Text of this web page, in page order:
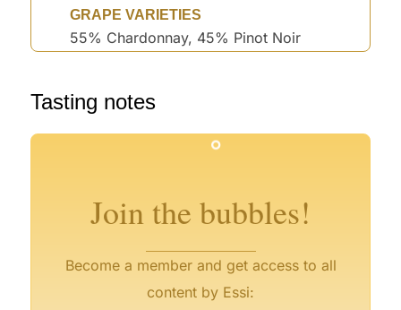
GRAPE VARIETIES
55% Chardonnay, 45% Pinot Noir
Tasting notes
Join the bubbles!
Become a member and get access to all
content by Essi:
°
°
°
°